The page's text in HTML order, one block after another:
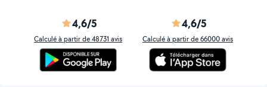
4,6/5
Calculé à partir de 48731 avis
4,6/5
Calculé à partir de 66000 avis